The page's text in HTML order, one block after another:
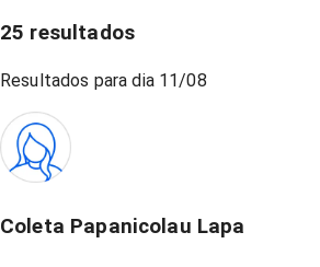
25 resultados
Resultados para dia 11/08
Coleta Papanicolau Lapa